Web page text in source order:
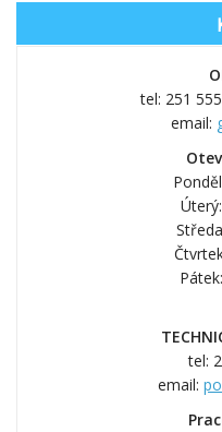
tel: 251
email:
tel:
email: